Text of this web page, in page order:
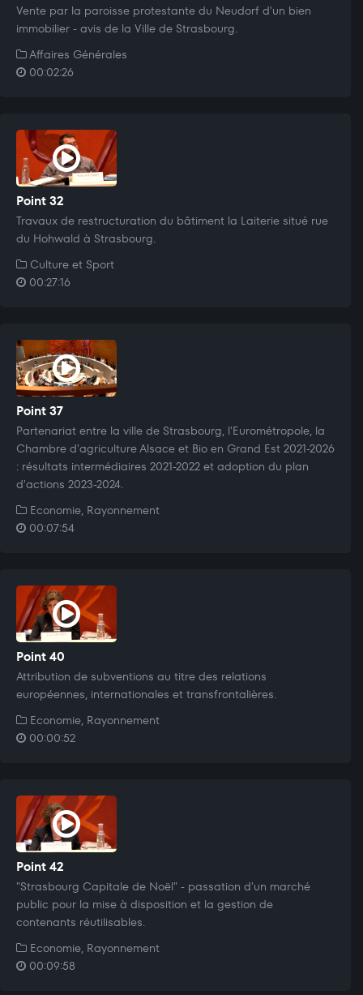
Vente par la paroisse protestante du Neudorf d'un bien
immobilier - avis de la Ville de Strasbourg.
Affaires Générales
00:02:26
Point 32
Travaux de restructuration du bâtiment la Laiterie situé rue
du Hohwald à Strasbourg.
Culture et Sport
00:27:16
Point 37
Partenariat entre la ville de Strasbourg, l'Eurométropole, la
Chambre d'agriculture Alsace et Bio en Grand Est 2021-2026
: résultats intermédiaires 2021-2022 et adoption du plan
d'actions 2023-2024.
Economie, Rayonnement
00:07:54
Point 40
Attribution de subventions au titre des relations
européennes, internationales et transfrontalières.
Economie, Rayonnement
00:00:52
Point 42
"Strasbourg Capitale de Noël" - passation d'un marché
public pour la mise à disposition et la gestion de
contenants réutilisables.
Economie, Rayonnement
00:09:58